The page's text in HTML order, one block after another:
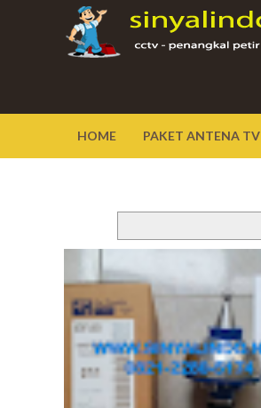
HOME PAKET ANTENA TV